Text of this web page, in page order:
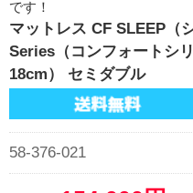
です！
マットレス CF SLEEP（
Series（コンフォートシ
18cm） セミダブル
58-376-021